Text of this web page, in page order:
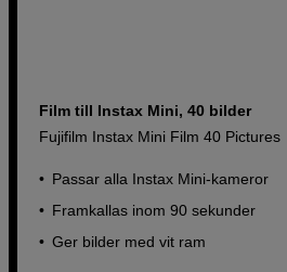
Film till Instax Mini, 40 bilder
Fujifilm Instax Mini Film 40 Pictures
Passar alla Instax Mini-kameror
Framkallas inom 90 sekunder
Ger bilder med vit ram